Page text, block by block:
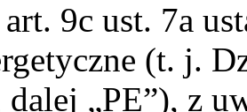
9c ust. 7a
(t. j.
„PE”), z